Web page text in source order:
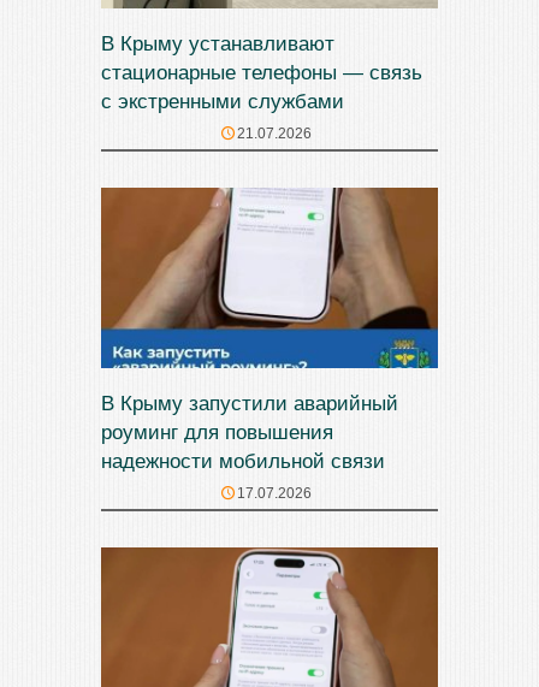
В Крыму устанавливают
стационарные телефоны — связь
с экстренными службами
21.07.2026
В Крыму запустили аварийный
роуминг для повышения
надежности мобильной связи
17.07.2026